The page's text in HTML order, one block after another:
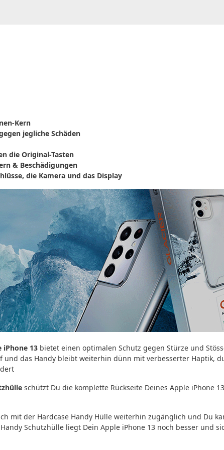
Kern
jegliche Schäden
die Original-Tasten
& Beschädigungen
die Kamera und das Display
iPhone 13 bietet einen optimalen Schutz gegen Stürze und
und das Handy bleibt weiterhin dünn mit verbesserter Haptik,
schützt Du die komplette Rückseite Deines Apple iPhone
mit der Hardcase Handy Hülle weiterhin zugänglich und Du
Handy Schutzhülle liegt Dein Apple iPhone 13 noch besser und